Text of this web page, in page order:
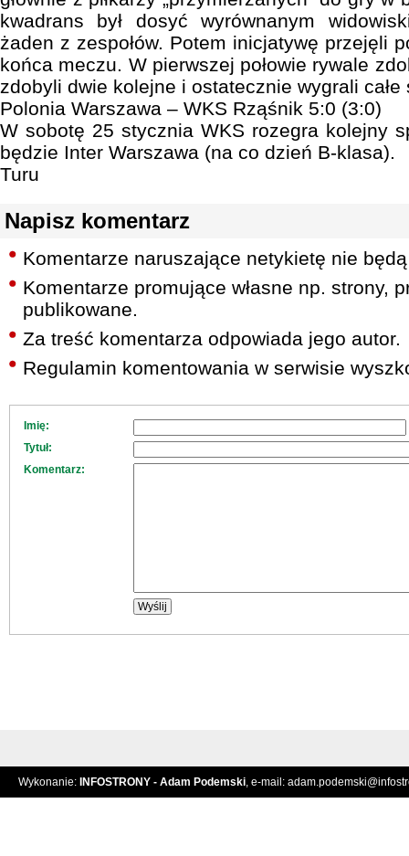
kwadrans był dosyć wyrównanym
żaden z zespołów. Potem inicjatywę przejęli
końca meczu. W pierwszej połowie rywale
zdobyli dwie kolejne i ostatecznie wygrali całe
Polonia Warszawa – WKS Rząśnik 5:0 (3:0)
W sobotę 25 stycznia WKS rozegra kolejny
będzie Inter Warszawa (na co dzień B-klasa).
Turu
Napisz komentarz
Komentarze naruszające netykietę nie
Komentarze promujące własne np. strony,
publikowane.
Za treść komentarza odpowiada jego autor.
Regulamin komentowania w serwisie
Imię:
Tytuł:
Komentarz:
Wykonanie: INFOSTRONY - Adam Podemski, e-mail: